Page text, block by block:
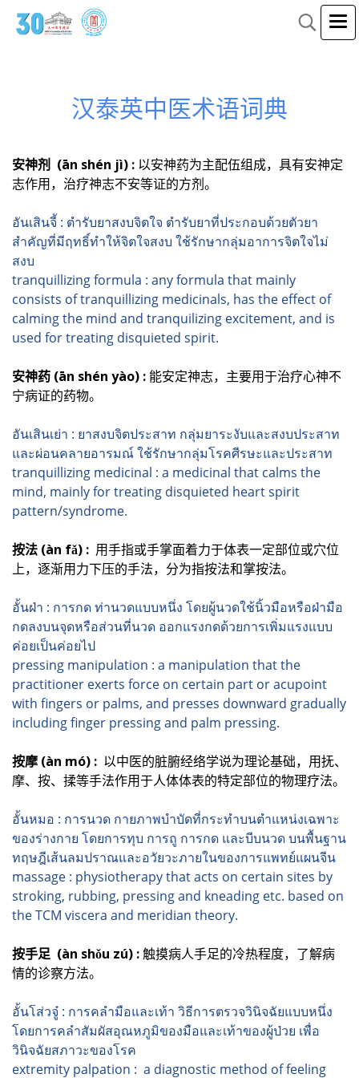
汉泰英中医术语词典
安神剂 (ān shén jì) : 以安神药为主配伍组成，具有安神定
志作用，治疗神志不安等证的方剂。
อันเสินจี้ : ตำรับยาสงบจิตใจ ตำรับยาที่ประกอบด้วยตัวยา
สำคัญที่มีฤทธิ์ทำให้จิตใจสงบ ใช้รักษากลุ่มอาการจิตใจไม่
สงบ
tranquillizing formula : any formula that mainly
consists of tranquillizing medicinals, has the effect of
calming the mind and tranquilizing excitement, and is
used for treating disquieted spirit.
安神药 (ān shén yào) : 能安定神志，主要用于治疗心神不
宁病证的药物。
อันเสินเย่า : ยาสงบจิตประสาท กลุ่มยาระงับและสงบประสาท
และผ่อนคลายอารมณ์ ใช้รักษากลุ่มโรคศีรษะและประสาท
tranquillizing medicinal : a medicinal that calms the
mind, mainly for treating disquieted heart spirit
pattern/syndrome.
按法 (àn fǎ) : 用手指或手掌面着力于体表一定部位或穴位
上，逐渐用力下压的手法，分为指按法和掌按法。
อั้นฝ่า : การกด ท่านวดแบบหนึ่ง โดยผู้นวดใช้นิ้วมือหรือฝ่ามือ
กดลงบนจุดหรือส่วนที่นวด ออกแรงกดด้วยการเพิ่มแรงแบบ
ค่อยเป็นค่อยไป
pressing manipulation : a manipulation that the
practitioner exerts force on certain part or acupoint
with fingers or palms, and presses downward gradually
including finger pressing and palm pressing.
按摩 (àn mó) : 以中医的脏腑经络学说为理论基础，用抚、
摩、按、揉等手法作用于人体体表的特定部位的物理疗法。
อั้นหมอ : การนวด กายภาพบำบัดที่กระทำบนตำแหน่งเฉพาะ
ของร่างกาย โดยการทุบ การถู การกด และบีบนวด บนพื้นฐาน
ทฤษฎีเส้นลมปราณและอวัยวะภายในของการแพทย์แผนจีน
massage : physiotherapy that acts on certain sites by
stroking, rubbing, pressing and kneading etc. based on
the TCM viscera and meridian theory.
按手足 (àn shǒu zú) :触摸病人手足的冷热程度，了解病
情的诊察方法。
อั้นโส่วจู๋ : การคลำมือและเท้า วิธีการตรวจวินิจฉัยแบบหนึ่ง
โดยการคลำสัมผัสอุณหภูมิของมือและเท้าของผู้ป่วย เพื่อ
วินิจฉัยสภาวะของโรค
extremity palpation : a diagnostic method of feeling